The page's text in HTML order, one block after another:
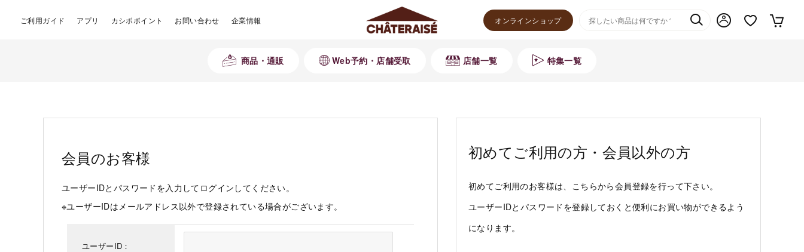
ご利用ガイド アプリ カシポポイント お問い合わせ 企業情報 オンラインショップ
商品・通販 Web予約・店舗受取 店舗一覧 特集一覧
会員のお客様
ユーザーIDとパスワードを入力してログインしてください。
※ユーザーIDはメールアドレス以外で登録されている場合がございます。
ユーザーID：
初めてご利用の方・会員以外の方
初めてご利用のお客様は、こちらから会員登録を行って下さい。
ユーザーIDとパスワードを登録しておくと便利にお買い物ができるよう
になります。